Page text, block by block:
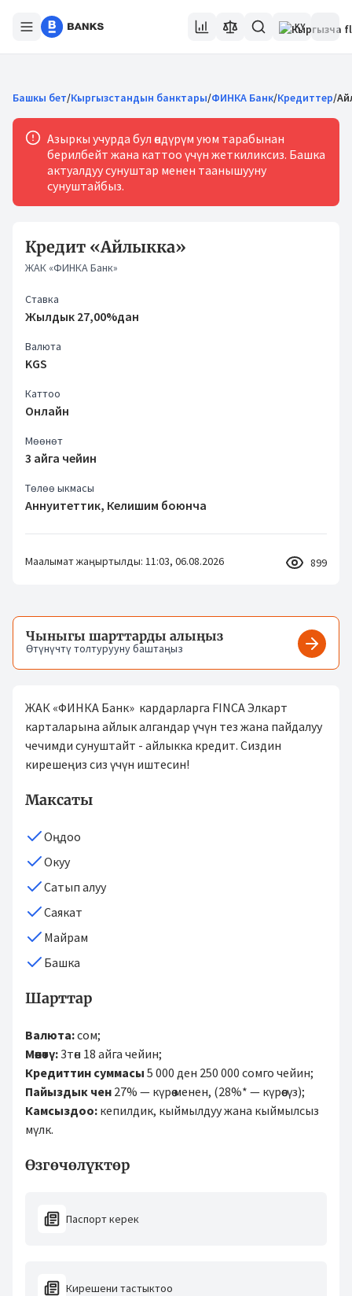
KY
Башкы бет/Кыргызстандын банктары/ФИНКА Банк/Кредиттер/
Азыркы учурда бул өндүрүм уюм тарабынан
берилбейт жана каттоо үчүн жеткиликсиз. Башка
актуалдуу сунуштар менен таанышууну
сунуштайбыз.
Кредит «Айлыкка»
ЖАК «ФИНКА Банк»
Ставка
Жылдык 27,00%дан
Валюта
KGS
Каттоо
Онлайн
Мөөнөт
3 айга чейин
Төлөө ыкмасы
Аннуитеттик, Келишим боюнча
Маалымат жаңыртылды: 11:03, 06.08.2026 899
Чыныгы шарттарды алыңыз
Өтүнүчтү толтурууну баштаңыз
ЖАК «ФИНКА Банк» кардарларга FINCA Элкарт
карталарына айлык алгандар үчүн тез жана пайдалуу
чечимди сунуштайт - айлыкка кредит. Сиздин
кирешеңиз сиз үчүн иштесин!
Максаты
Оңдоо
Окуу
Сатып алуу
Саякат
Майрам
Башка
Шарттар
Валюта:сом;
Мөөнөтү:3төн 18 айга чейин;
Кредиттин суммасы 5 000 ден 250 000 сомго чейин;
Пайыздык чен 27% — күрөө менен, (28%* — күрөөсүз);
Камсыздоо: кепилдик, кыймылдуу жана кыймылсыз
мүлк.
Өзгөчөлүктөр
Паспорт керек
Кирешени тастыктоо